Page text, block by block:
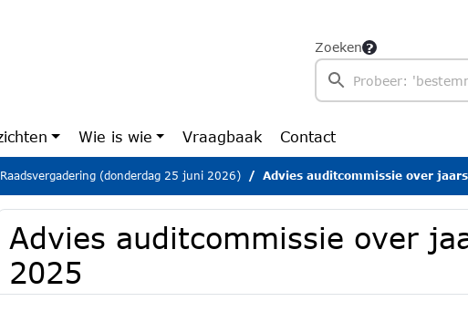
Zoeken
Wie is wie Vraagbaak Contact
Raadsvergadering (donderdag 25 juni 2026) Advies auditcommissie over
Advies auditcommissie over
2025